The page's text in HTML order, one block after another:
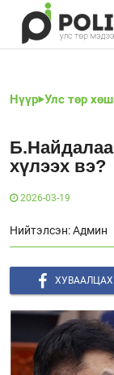
Нүүр Улс төр
хүлээх вэ?
2026-03-19
Нийтэлсэн: Админ
ХУВААЛЦАХ